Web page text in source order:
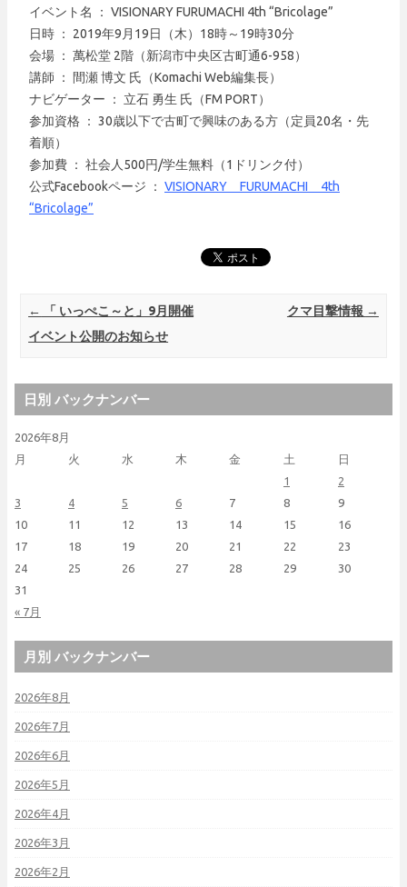
イベント名 ： VISIONARY FURUMACHI 4th “Bricolage”
日時 ： 2019年9月19日（木）18時～19時30分
会場 ： 萬松堂 2階（新潟市中央区古町通6-958）
講師 ： 間瀬 博文 氏（Komachi Web編集長）
ナビゲーター ： 立石 勇生 氏（FM PORT）
参加資格 ： 30歳以下で古町で興味のある方（定員20名・先
着順）
参加費 ： 社会人500円/学生無料（1ドリンク付）
公式Facebookページ ： VISIONARY FURUMACHI 4th
“Bricolage”
Post navigation
←
「 いっぺこ～と」9月開催
イベント公開のお知らせ
クマ目撃情報 →
日別 バックナンバー
2026年8月
月
火 水 木 金 土 日
« 7月
1
2
3
4 5 6 7 8
9
10
11 12 13 14 15
16
17
18 19 20 21 22
23
24
25 26 27 28 29
30
31
月別 バックナンバー
2026年8月
2026年7月
2026年6月
2026年5月
2026年4月
2026年3月
2026年2月